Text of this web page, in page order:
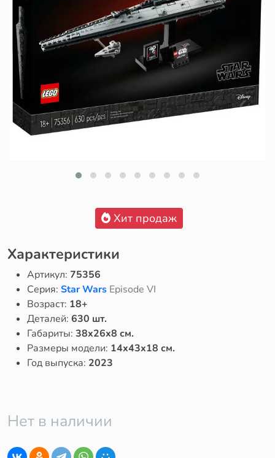
Хит продаж
Характеристики
Артикул: 75356
Серия: Star Wars Episode VI
Возраст: 18+
Деталей: 630 шт.
Габариты: 38x26x8 см.
Размеры модели: 14x43x18 см.
Год выпуска: 2023
Нет в наличии